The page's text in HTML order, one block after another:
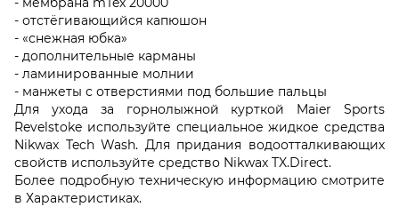
- отстёгивающийся капюшон
- «снежная юбка»
- дополнительные карманы
- ламинированные молнии
- манжеты с отверстиями под большие пальцы
Для ухода за горнолыжной курткой Maier Sports
Revelstoke используйте специальное жидкое средства
Nikwax Tech Wash. Для придания водоотталкивающих
свойств используйте средство Nikwax TX.Direct.
Более подробную техническую информацию смотрите
в Характеристиках.